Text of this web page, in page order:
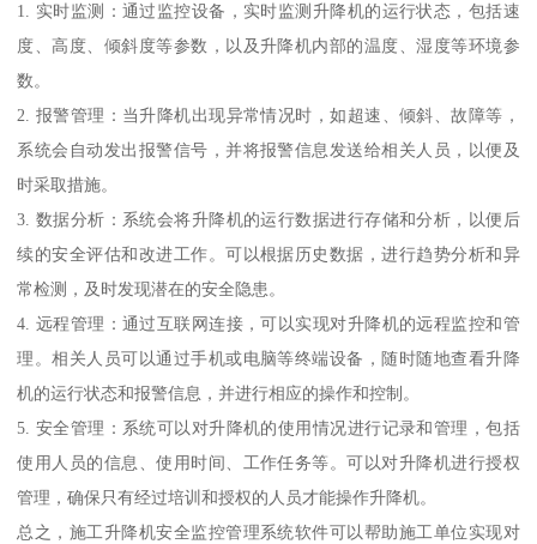
1. 实时监测：通过监控设备，实时监测升降机的运行状态，包括速
度、高度、倾斜度等参数，以及升降机内部的温度、湿度等环境参
数。
2. 报警管理：当升降机出现异常情况时，如超速、倾斜、故障等，
系统会自动发出报警信号，并将报警信息发送给相关人员，以便及
时采取措施。
3. 数据分析：系统会将升降机的运行数据进行存储和分析，以便后
续的安全评估和改进工作。可以根据历史数据，进行趋势分析和异
常检测，及时发现潜在的安全隐患。
4. 远程管理：通过互联网连接，可以实现对升降机的远程监控和管
理。相关人员可以通过手机或电脑等终端设备，随时随地查看升降
机的运行状态和报警信息，并进行相应的操作和控制。
5. 安全管理：系统可以对升降机的使用情况进行记录和管理，包括
使用人员的信息、使用时间、工作任务等。可以对升降机进行授权
管理，确保只有经过培训和授权的人员才能操作升降机。
总之，施工升降机安全监控管理系统软件可以帮助施工单位实现对